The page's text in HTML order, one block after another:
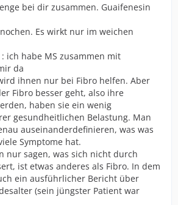
bei dir zusammen. Guaifenesin
Es wirkt nur im weichen
ich habe MS zusammen mit
da
ihnen nur bei Fibro helfen. Aber
Fibro besser geht, also ihre
haben sie ein wenig
gesundheitlichen Belastung. Man
auseinanderdefinieren, was was
Symptome hat.
nur sagen, was sich nicht durch
ist etwas anderes als Fibro. In dem
ein ausführlicher Bericht über
(sein jüngster Patient war